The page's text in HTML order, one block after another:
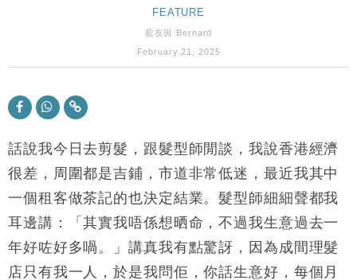
財經｜SA售股自救後再出手 斥4億美元押注未上市公
財經｜華僑銀行上半年淨利創新高 中期息增15%至
17:33
財經｜滙豐上調香港今年GDP預測至4.5% 看好貿易
16:47
本地｜假冒內地執法人員要求交「保證金」 43歲女子
損失近6900萬元
16:05
財經｜日經失守6.5萬點後回穩 全周仍升近2%
15:47
財經｜恒隆10月換帥 玩具「反」斗城亞洲CEO蔡德
粦接任
15:11
財經｜韓股反覆波動收跌 連挫7周創逾3年最長跌勢
FEATURE
藍友斑 Bernard
February 21, 2025
話說我今日去剪髮，跟髮型師閒談，我說香港經濟
很差，周圍都是吉鋪，市道非常低迷，最近我其中
一個租客做茶記的也決定結業。髮型師細細聲都我
耳邊講：「其實我唔係想晒命，不過我生意過去一
年好咗好多喎。」講真我有點驚訝，因為成間理髮
店只有我一人，於是我問佢，你話生意好，每個月